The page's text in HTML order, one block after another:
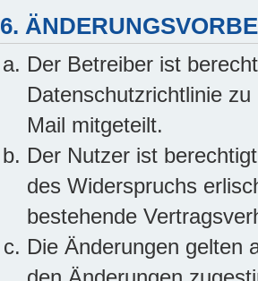
6.
Der Betreiber ist
Datenschutzrichtlinie
Mail mitgeteilt.
Der Nutzer ist
des Widerspruchs
bestehende
Die Änderungen gelten